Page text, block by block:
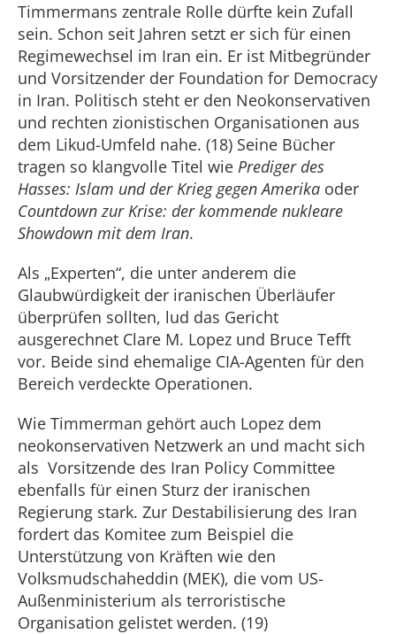
Timmermans zentrale Rolle dürfte kein Zufall
sein. Schon seit Jahren setzt er sich für einen
Regimewechsel im Iran ein. Er ist Mitbegründer
und Vorsitzender der Foundation for Democracy
in Iran. Politisch steht er den Neokonservativen
und rechten zionistischen Organisationen aus
dem Likud-Umfeld nahe. (18) Seine Bücher
tragen so klangvolle Titel wie Prediger des
Hasses: Islam und der Krieg gegen Amerika oder
Countdown zur Krise: der kommende nukleare
Showdown mit dem Iran.
Als „Experten“, die unter anderem die
Glaubwürdigkeit der iranischen Überläufer
überprüfen sollten, lud das Gericht
ausgerechnet Clare M. Lopez und Bruce Tefft
vor. Beide sind ehemalige CIA-Agenten für den
Bereich verdeckte Operationen.
Wie Timmerman gehört auch Lopez dem
neokonservativen Netzwerk an und macht sich
als Vorsitzende des Iran Policy Committee
ebenfalls für einen Sturz der iranischen
Regierung stark. Zur Destabilisierung des Iran
fordert das Komitee zum Beispiel die
Unterstützung von Kräften wie den
Volksmudschaheddin (MEK), die vom US-
Außenministerium als terroristische
Organisation gelistet werden. (19)